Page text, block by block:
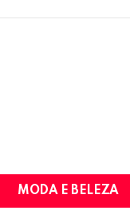
MODA E BELEZA